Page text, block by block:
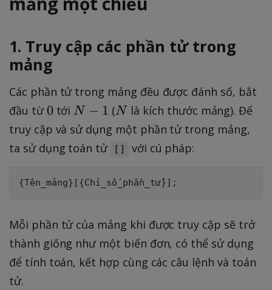
1. Truy cập các phần tử trong
mảng
Các phần tử trong mảng đều được đánh số, bắt
đầu từ 0
0 tới N
-
N − 1 (N
N là kích thước mảng). Để
truy cập và sử dụng một phần tử trong mảng,
ta sử dụng toán tử
[] với cú pháp:
{Tên_mảng} [{Chỉ_số_phần_tử}] ;
Mỗi phần tử của mảng khi được truy cập sẽ trở
thành giống như một biến đơn, có thể sử dụng
để tính toán, kết hợp cùng các câu lệnh và toán
tử.